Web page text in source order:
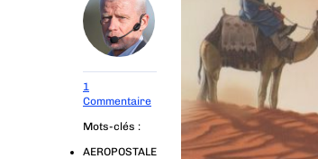
1
Commentaire
Mots-clés :
AEROPOSTALE